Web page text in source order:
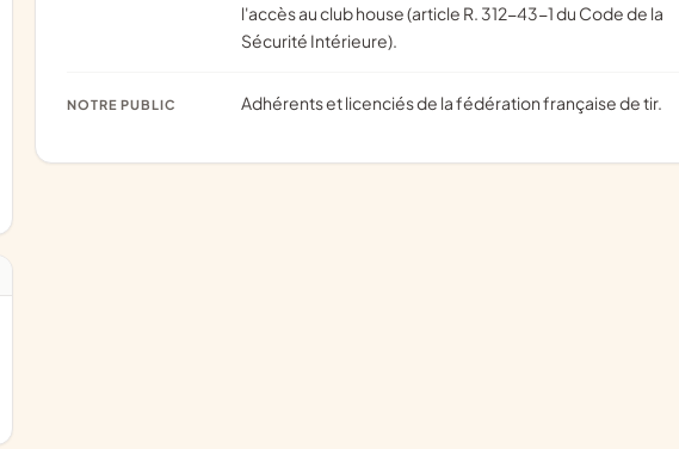
l'accès au club house (article R. 312-43-1 du Code de la
Sécurité Intérieure).
NOTRE PUBLIC Adhérents et licenciés de la fédération française de tir.